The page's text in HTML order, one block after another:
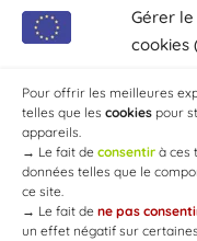
Gérer
cookies
Pour offrir les meilleures
telles que les cookies pour
appareils.
→ Le fait de consentir à ces
données telles que le
ce site.
→ Le fait de ne pas
un effet négatif sur
AirBnB, met en
de monuments à
Halle de Chaource